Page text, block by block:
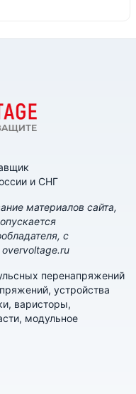
и СНГ
материалов сайта,
с
overvoltage.ru
перенапряжений
устройства
варисторы,
модульное